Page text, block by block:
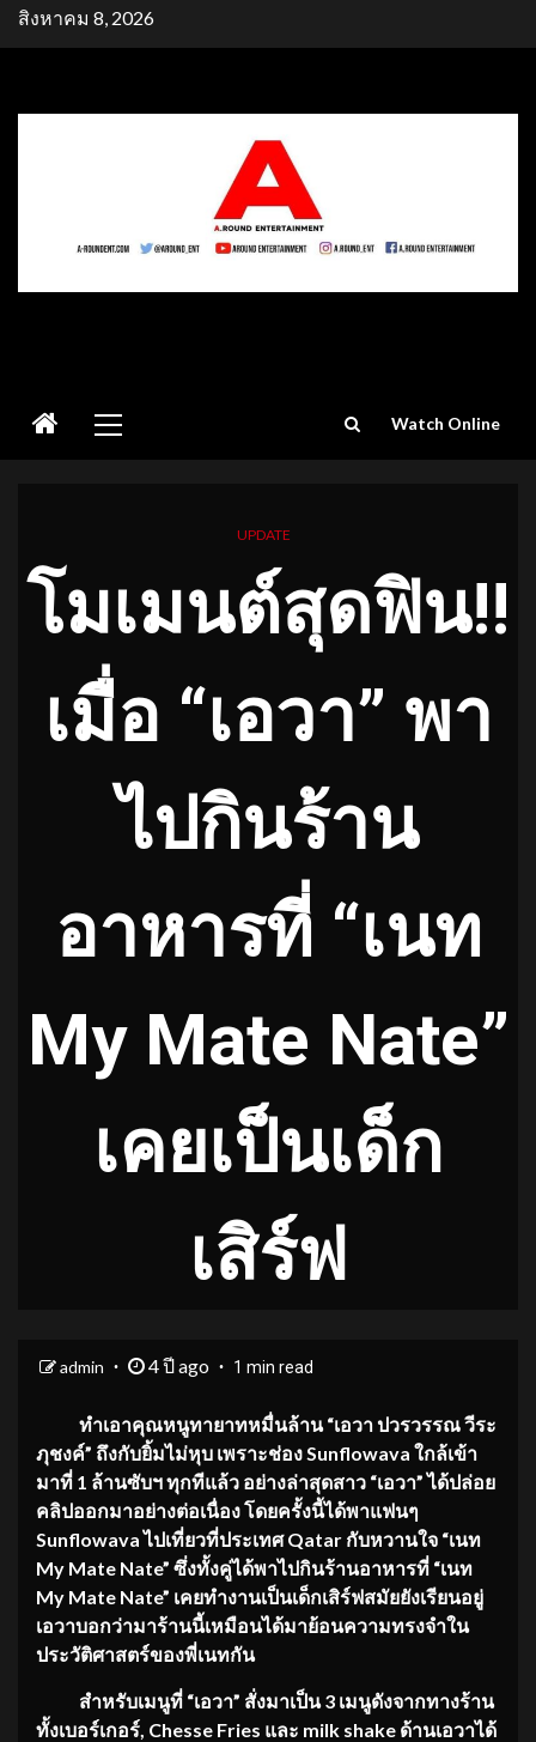
Skipสิงหาคม 8, 2026
Menu
Watch Online
UPDATE
โมเมนต์สุดฟิน!!
เมื่อ “เอวา” พา
ไปกินร้าน
อาหารที่ “เนท
My Mate Nate”
เคยเป็นเด็ก
เสิร์ฟ
admin 4 ปี ago 1 min read
ทำเอาคุณหนูทายาทหมื่นล้าน “เอวา ปวรวรรณ วีระ
ภุชงค์” ถึงกับยิ้มไม่หุบ เพราะช่อง Sunflowava ใกล้เข้า
มาที่ 1 ล้านซับฯ ทุกทีแล้ว อย่างล่าสุดสาว “เอวา” ได้ปล่อย
คลิปออกมาอย่างต่อเนื่อง โดยครั้งนี้ได้พาแฟนๆ
Sunflowava ไปเที่ยวที่ประเทศ Qatar กับหวานใจ “เนท
My Mate Nate” ซึ่งทั้งคู่ได้พาไปกินร้านอาหารที่ “เนท
My Mate Nate” เคยทำงานเป็นเด็กเสิร์ฟสมัยยังเรียนอยู่
เอวาบอกว่ามาร้านนี้เหมือนได้มาย้อนความทรงจำใน
ประวัติศาสตร์ของพี่เนทกัน
สำหรับเมนูที่ “เอวา” สั่งมาเป็น 3 เมนูดังจากทางร้าน
ทั้งเบอร์เกอร์, Chesse Fries และ milk shake ด้านเอวาได้